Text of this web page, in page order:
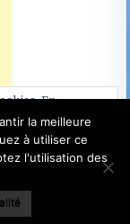
- Copyright ©
En
leur utilisation.
contrôler les
la meilleure
à utiliser ce
l'utilisation des